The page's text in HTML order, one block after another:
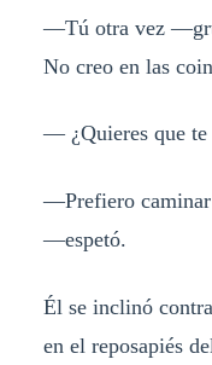
—Tú otra vez
No creo en las
— ¿Quieres que te
—Prefiero caminar
—espetó.
Él se inclinó
en el reposapiés